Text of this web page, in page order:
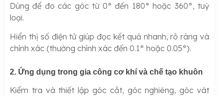
Dùng để đo các góc từ 0° đến 180° hoặc 360°, tuỳ
loại.
Hiển thị số điện tử giúp đọc kết quả nhanh, rõ ràng và
chính xác (thường chính xác đến 0.1° hoặc 0.05°).
2. Ứng dụng trong gia công cơ khí và chế tạo khuôn
Kiểm tra và thiết lập góc cắt, góc nghiêng, góc vát